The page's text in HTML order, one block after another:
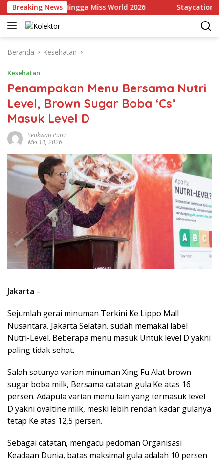
Langsung
ke
konten
Breaking News
Hingga Miss World 2026 Staycation Mewah
Beranda Kesehatan
Kesehatan
Penampakan Menu Bersama Nutri
Level, Brown Sugar Boba ‘Cs’
Masuk Level D
Seokwati Putri
Mei 13, 2026
Jakarta –
Sejumlah gerai minuman Terkini Ke Lippo Mall
Nusantara, Jakarta Selatan, sudah memakai label
Nutri-Level. Beberapa menu masuk Untuk level D yakni
paling tidak sehat.
Salah satunya varian minuman Xing Fu Alat brown
sugar boba milk, Bersama catatan gula Ke atas 16
persen. Adapula varian menu lain yang termasuk level
D yakni ovaltine milk, meski lebih rendah kadar gulanya
tetap Ke atas 12,5 persen.
Sebagai catatan, mengacu pedoman Organisasi
Keadaan Dunia, batas maksimal gula adalah 10 persen